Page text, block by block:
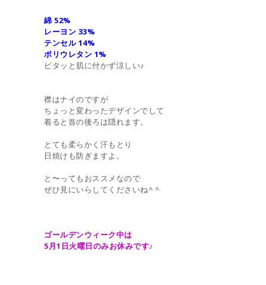
綿 52%
レーヨン 33%
テンセル 14%
ポリウレタン 1%
ピタッと肌に付かず涼しい♪
襟はナイのですが
ちょっと変わったデザインでして
着ると首の後ろは隠れます。
とても柔らかく汗もとり
日焼けも防ぎますよ。
と〜ってもおススメなので
ぜひ見にいらしてくださいね^ ^
ゴールデンウィーク中は
5月1日火曜日のみお休みです♪